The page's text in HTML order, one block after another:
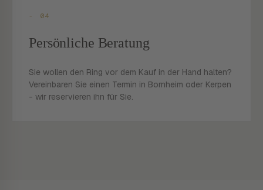
- 04
Persönliche Beratung
Sie wollen den Ring vor dem Kauf in der Hand halten?
Vereinbaren Sie einen Termin in Bornheim oder Kerpen
- wir reservieren ihn für Sie.